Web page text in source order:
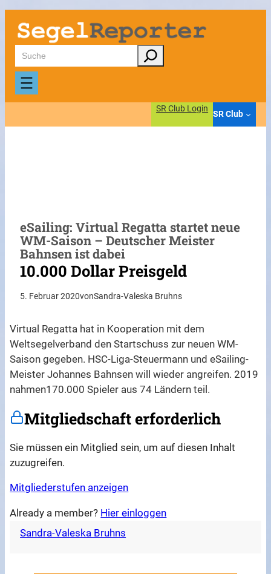
Zum
Inhalt
springen
Suchen
SR Club Login
SR Club
eSailing: Virtual Regatta startet neue
WM-Saison – Deutscher Meister
Bahnsen ist dabei
10.000 Dollar Preisgeld
5. Februar 2020vonSandra-Valeska Bruhns
Virtual Regatta hat in Kooperation mit dem
Weltsegelverband den Startschuss zur neuen WM-
Saison gegeben. HSC-Liga-Steuermann und eSailing-
Meister Johannes Bahnsen will wieder angreifen. 2019
nahmen170.000 Spieler aus 74 Ländern teil.
Mitgliedschaft erforderlich
Sie müssen ein Mitglied sein, um auf diesen Inhalt
zuzugreifen.
Mitgliederstufen anzeigen
Already a member? Hier einloggen
Sandra-Valeska Bruhns